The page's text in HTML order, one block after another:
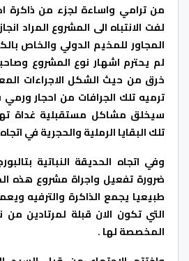
من ترامي واساءة لجزء من ذاكرة
لفت الانتباه الى المشروع المراد
المجاور للمخيم الدولي والخاص
لم يحترم اشهار نوع المشروع
خرق من حيث الشكل الاجراءات
ترميه تلك الجرافات من احجار
سيخلق مشاكل مستقبلية غداة
تلك البقايا الرملية والحجرية في
وفي اتجاه الحديقة النباتية
ضرورة تفعيل واجراة مشروع هذه
طبيعيا يجمع الذاكرة والترفيه
التي تكون الان قبلة لمرتادين من
المخصصة لها .